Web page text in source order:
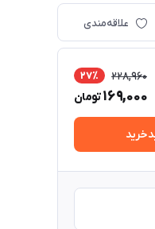
علاقه‌مندی
228,960 27٪
169,000تومان